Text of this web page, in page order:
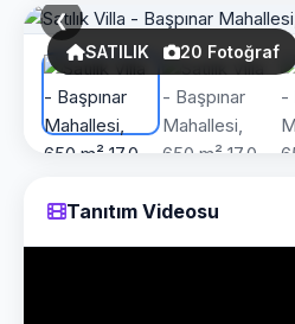
❮
SATILIK
20 Fotoğraf
Tanıtım Videosu